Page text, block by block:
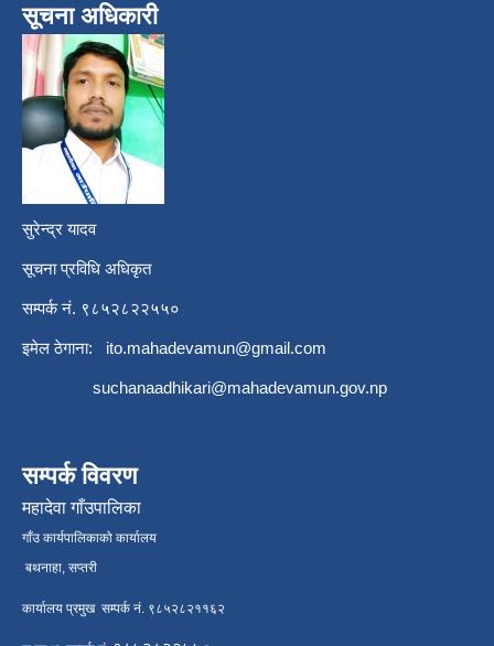
सूचना अधिकारी
सुरेन्द्र यादव
सूचना प्रविधि अधिकृत
सम्पर्क नं. ९८५२८२२५५०
इमेल ठेगाना: ito.mahadevamun@gmail.com
suchanaadhikari@mahadevamun.gov.np
सम्पर्क विवरण
महादेवा गाँउपालिका
गाँउ कार्यपालिकाको कार्यालय
बथनाहा, सप्तरी
कार्यालय प्रमुख सम्पर्क नं. ९८५२८२११६२